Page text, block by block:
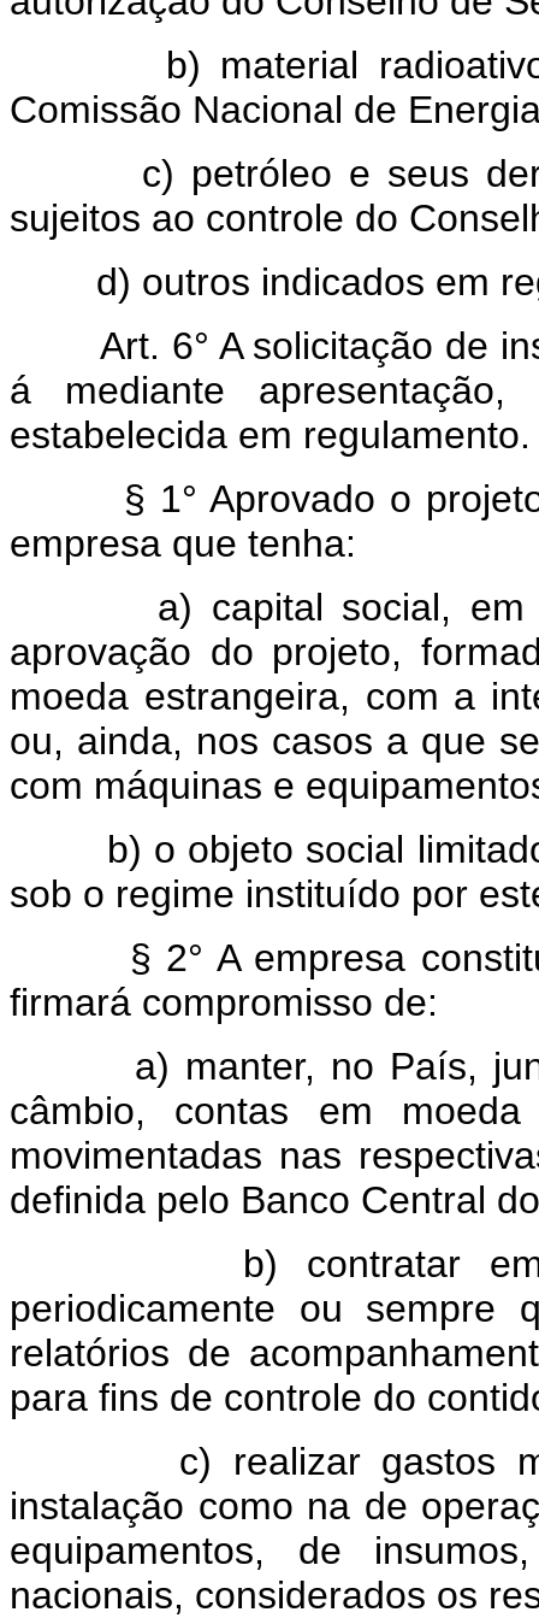
b) material radioativo,
Comissão Nacional de
c) petróleo e seus
sujeitos ao controle do
d) outros indicados em
Art. 6° A solicitação de
á mediante
estabelecida em regulamento.
§ 1° Aprovado o
empresa que tenha:
a) capital social, em
aprovação do projeto,
moeda estrangeira, com a
ou, ainda, nos casos a que
com máquinas e
b) o objeto social limitado
sob o regime instituído por
§ 2° A empresa
firmará compromisso de:
a) manter, no País,
câmbio, contas em
movimentadas nas
definida pelo Banco Central
b) contratar
periodicamente ou sempre
relatórios de
para fins de controle do
c) realizar gastos
instalação como na de
equipamentos, de
nacionais, considerados os